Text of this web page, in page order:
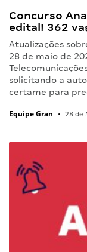
Concurso
edital! 362
Atualizações
28 de maio de
solicitando a
certame para
Equipe Gran • 28 de